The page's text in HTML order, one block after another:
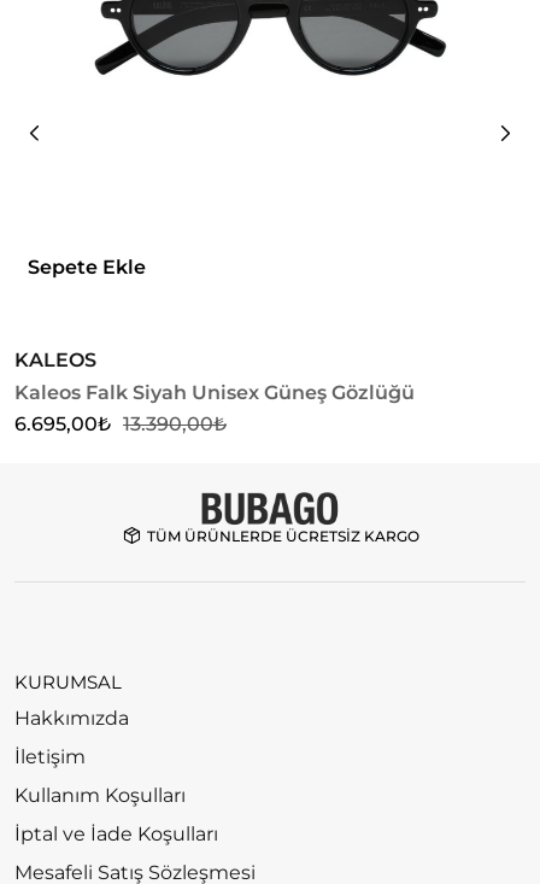
Sepete Ekle
KALEOS
Kaleos Falk Siyah Unisex Güneş Gözlüğü
13.390,00₺
6.695,00₺
TÜM ÜRÜNLERDE ÜCRETSİZ KARGO
KURUMSAL
Hakkımızda
İletişim
Kullanım Koşulları
İptal ve İade Koşulları
Mesafeli Satış Sözleşmesi